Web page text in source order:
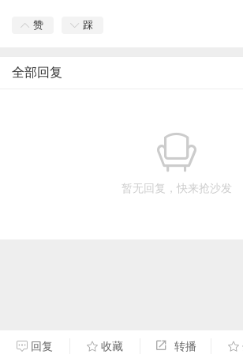
赞 踩
全部回复
暂无回复，快来抢沙发
回复 收藏 转播